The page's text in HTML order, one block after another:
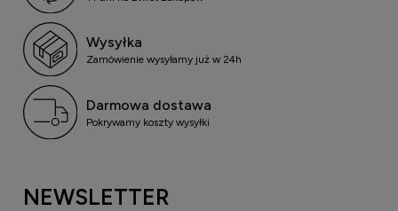
Wysyłka
Zamówienie wysyłamy już w 24h
Darmowa dostawa
Pokrywamy koszty wysyłki
NEWSLETTER